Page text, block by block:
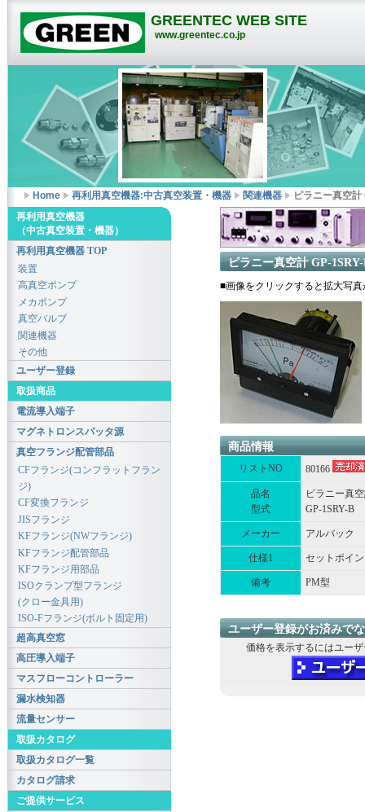
GREENTEC WEB SITE
www.greentec.co.jp
Home 再利用真空機器:中古真空装置・機器 関連機器 ピラニー真空
ピラニー真空計 GP-
■画像をクリックすると拡大写
商品情報
リストNO 80166
品名
型式
ピラニー真
GP-1SRY-B
メーカー アルバック
仕様1 セットポイ
備考 PM型
ユーザー登録がお済みで
価格を表示するにはユー
再利用真空機器
（中古真空装置・機器）
再利用真空機器 TOP
装置
高真空ポンプ
メカポンプ
真空バルブ
関連機器
その他
ユーザー登録
取扱商品
電流導入端子
マグネトロンスパッタ源
真空フランジ配管部品
CFフランジ(コンフラットフラン
ジ)
CF変換フランジ
JISフランジ
KFフランジ(NWフランジ)
KFフランジ配管部品
KFフランジ用部品
ISOクランプ型フランジ
(クロー金具用)
ISO-Fフランジ(ボルト固定用)
超高真空窓
高圧導入端子
マスフローコントローラー
漏水検知器
流量センサー
取扱カタログ
取扱カタログ一覧
カタログ請求
ご提供サービス